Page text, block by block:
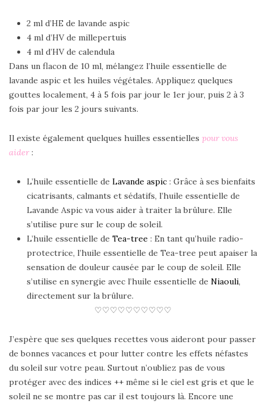
2 ml d’HE de lavande aspic
4 ml d’HV de millepertuis
4 ml d’HV de calendula
Dans un flacon de 10 ml, mélangez l’huile essentielle de
lavande aspic et les huiles végétales. Appliquez quelques
gouttes localement, 4 à 5 fois par jour le 1er jour, puis 2 à 3
fois par jour les 2 jours suivants.
Il existe également quelques huilles essentielles pour vous
aider :
L’huile essentielle de Lavande aspic : Grâce à ses bienfaits
cicatrisants, calmants et sédatifs, l’huile essentielle de
Lavande Aspic va vous aider à traiter la brûlure. Elle
s’utilise pure sur le coup de soleil.
L’huile essentielle de Tea-tree : En tant qu’huile radio-
protectrice, l’huile essentielle de Tea-tree peut apaiser la
sensation de douleur causée par le coup de soleil. Elle
s’utilise en synergie avec l’huile essentielle de Niaouli,
directement sur la brûlure.
♡♡♡♡♡♡♡♡♡♡
J’espère que ses quelques recettes vous aideront pour passer
de bonnes vacances et pour lutter contre les effets néfastes
du soleil sur votre peau. Surtout n’oubliez pas de vous
protéger avec des indices ++ même si le ciel est gris et que le
soleil ne se montre pas car il est toujours là. Encore une